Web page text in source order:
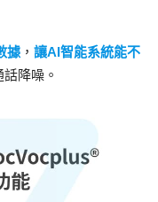
據 ， 讓AI智能系統能不
降噪。